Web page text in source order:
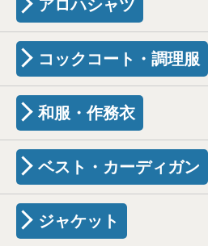
アロハシャツ
コックコート・調理服
和服・作務衣
ベスト・カーディガン
ジャケット